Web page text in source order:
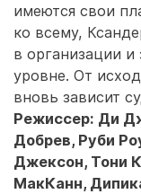
имеются свои
ко всему,
в организации
уровне. От
вновь зависит
Режиссер: Ди
Добрев, Руби
Джексон, Тони
МакКанн,